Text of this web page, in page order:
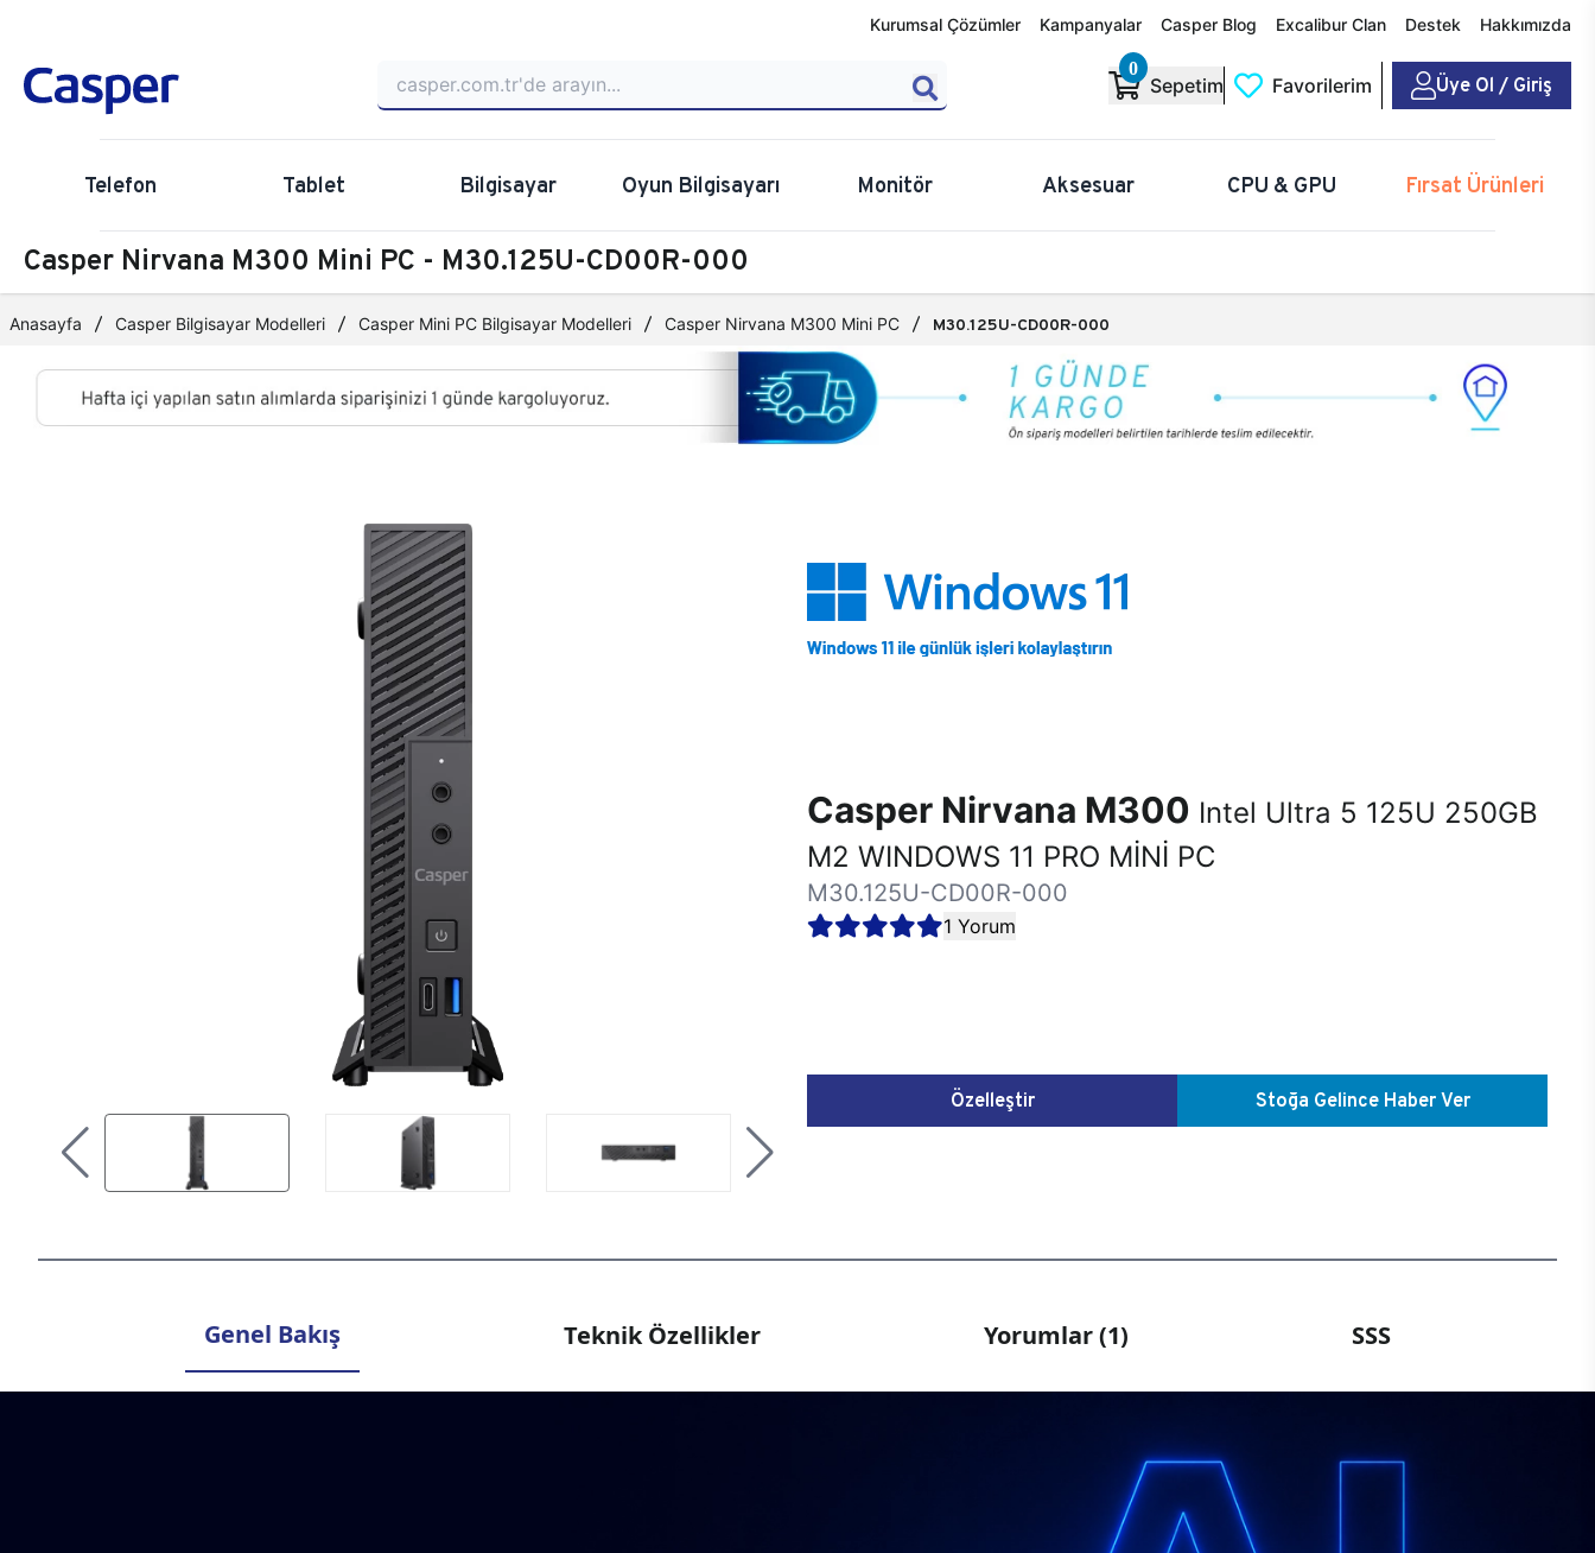
Kurumsal Çözümler Kampanyalar Casper Blog Excalibur Clan Destek Hakkımızda
0
Sepetim Favorilerim Üye Ol / Giriş
Telefon Tablet Bilgisayar Oyun Bilgisayarı Monitör Aksesuar CPU & GPU Fırsat Ürünleri
Casper Nirvana M300 Mini PC - M30.125U-CD00R-000
Anasayfa Casper Bilgisayar Modelleri Casper Mini PC Bilgisayar Modelleri Casper Nirvana M300 Mini PC M30.125U-CD00R-000
Casper Nirvana M300 Intel Ultra 5 125U 250GB
M2 WINDOWS 11 PRO MİNİ PC
M30.125U-CD00R-000
1 Yorum
Özelleştir Stoğa Gelince Haber Ver
Genel Bakış Teknik Özellikler Yorumlar (1) SSS